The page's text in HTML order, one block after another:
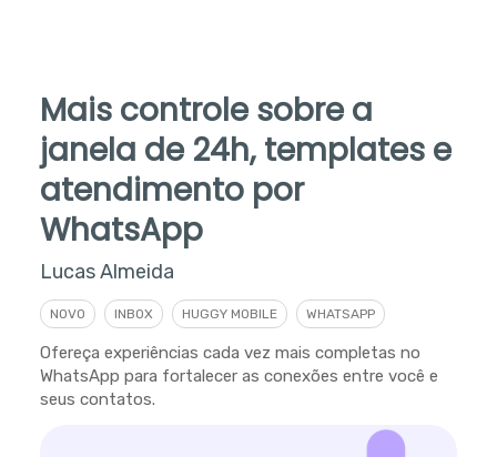
Mais controle sobre a
janela de 24h, templates e
atendimento por
WhatsApp
Lucas Almeida
NOVO INBOX HUGGY MOBILE WHATSAPP
Ofereça experiências cada vez mais completas no
WhatsApp para fortalecer as conexões entre você e
seus contatos.